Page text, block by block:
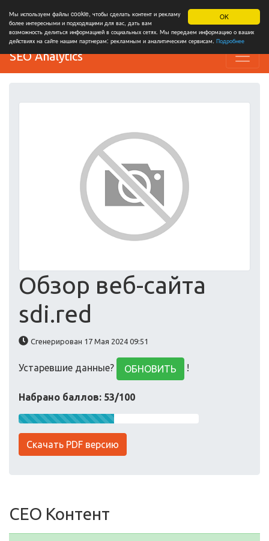
OK
Мы используем файлы cookie, чтобы сделать контент и рекламу
более интересными и подходящими для вас, дать вам
возможность делиться информацией в социальных сетях. Мы передаем информацию о ваших
действиях на сайте нашим партнерам: рекламным и аналитическим сервисам. Подробнее
SEO Analytics
Обзор веб-сайта
sdi.red
Сгенерирован 17 Мая 2024 09:51
Устаревшие данные? ОБНОВИТЬ !
Набрано баллов: 53/100
Скачать PDF версию
СЕО Контент